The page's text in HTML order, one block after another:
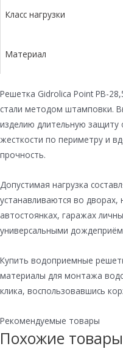
Класс нагрузки
Материал
Решетка Gidrolica Point РВ-
стали методом штамповки.
изделию длительную защиту
жесткости по периметру и
прочность.
Допустимая нагрузка
устанавливаются во дворах,
автостоянках, гаражах
универсальными
Купить водоприемные
материалы для монтажа
клика, воспользовавшись
Рекомендуемые товары
Похожие товары